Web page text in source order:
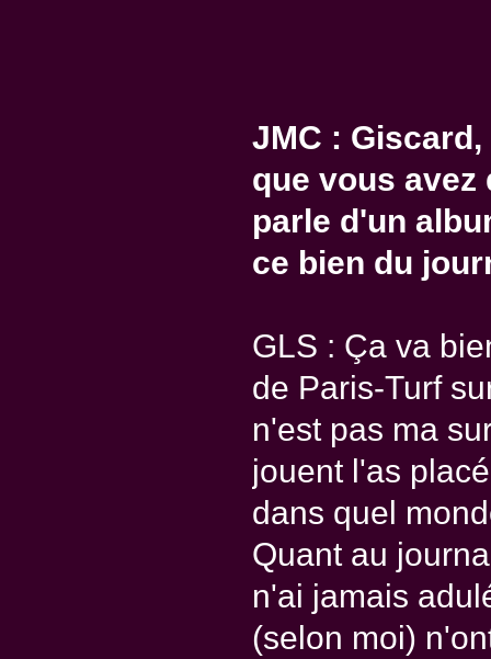
JMC :
que vous avez
parle d'un
ce bien du
GLS : Ça va
de Paris-Turf
n'est pas ma
jouent l'as
dans quel
Quant au
n'ai jamais
(selon moi)